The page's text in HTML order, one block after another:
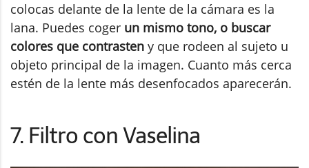
colocas delante de la lente de la cámara es la
lana. Puedes coger un mismo tono, o buscar
colores que contrasten y que rodeen al sujeto u
objeto principal de la imagen. Cuanto más cerca
estén de la lente más desenfocados aparecerán.
7. Filtro con Vaselina